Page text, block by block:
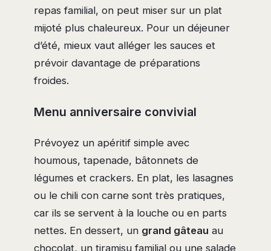
repas familial, on peut miser sur un plat
mijoté plus chaleureux. Pour un déjeuner
d’été, mieux vaut alléger les sauces et
prévoir davantage de préparations
froides.
Menu anniversaire convivial
Prévoyez un apéritif simple avec
houmous, tapenade, bâtonnets de
légumes et crackers. En plat, les lasagnes
ou le chili con carne sont très pratiques,
car ils se servent à la louche ou en parts
nettes. En dessert, un grand gâteau au
chocolat, un tiramisu familial ou une salade